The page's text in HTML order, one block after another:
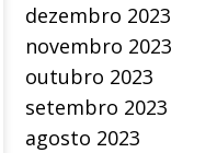
dezembro 2023
novembro 2023
outubro 2023
setembro 2023
agosto 2023